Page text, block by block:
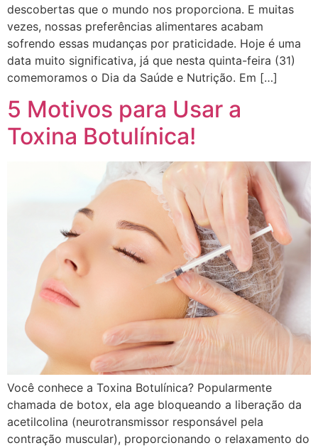
descobertas que o mundo nos proporciona. E muitas
vezes, nossas preferências alimentares acabam
sofrendo essas mudanças por praticidade. Hoje é uma
data muito significativa, já que nesta quinta-feira (31)
comemoramos o Dia da Saúde e Nutrição. Em […]
5 Motivos para Usar a
Toxina Botulínica!
Você conhece a Toxina Botulínica? Popularmente
chamada de botox, ela age bloqueando a liberação da
acetilcolina (neurotransmissor responsável pela
contração muscular), proporcionando o relaxamento do